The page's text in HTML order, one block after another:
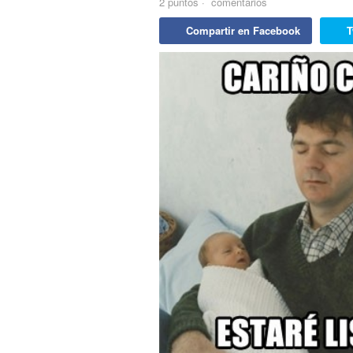
Compartir en Facebook